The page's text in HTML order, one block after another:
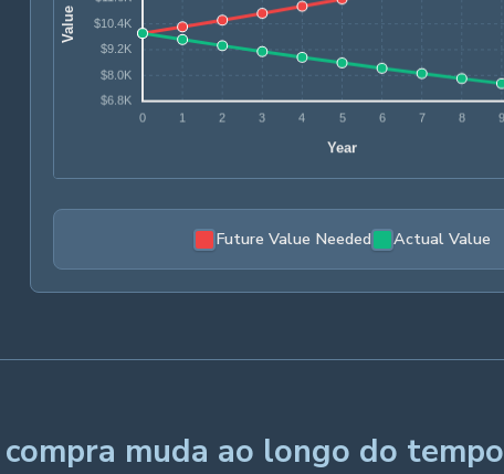
Future Value Needed Actual Value
muda ao longo do tempo